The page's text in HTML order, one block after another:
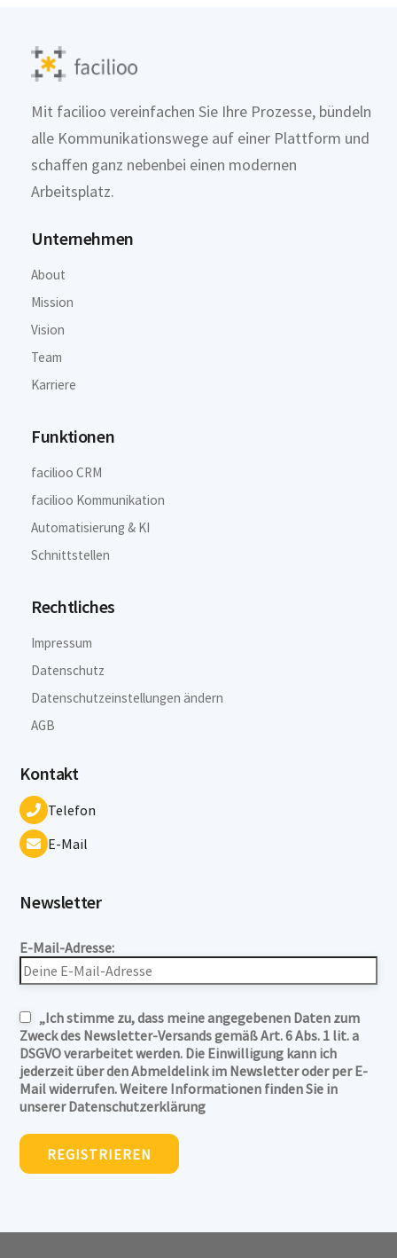
Mit facilioo vereinfachen Sie Ihre Prozesse, bündeln
alle Kommunikationswege auf einer Plattform und
schaffen ganz nebenbei einen modernen
Arbeitsplatz.
Unternehmen
About
Mission
Vision
Team
Karriere
Funktionen
facilioo CRM
facilioo Kommunikation
Automatisierung & KI
Schnittstellen
Rechtliches
Impressum
Datenschutz
Datenschutzeinstellungen ändern
AGB
Kontakt
Telefon
E-Mail
Newsletter
E-Mail-Adresse:
„Ich stimme zu, dass meine angegebenen Daten zum
Zweck des Newsletter-Versands gemäß Art. 6 Abs. 1 lit. a
DSGVO verarbeitet werden. Die Einwilligung kann ich
jederzeit über den Abmeldelink im Newsletter oder per E-
Mail widerrufen. Weitere Informationen finden Sie in
unserer Datenschutzerklärung